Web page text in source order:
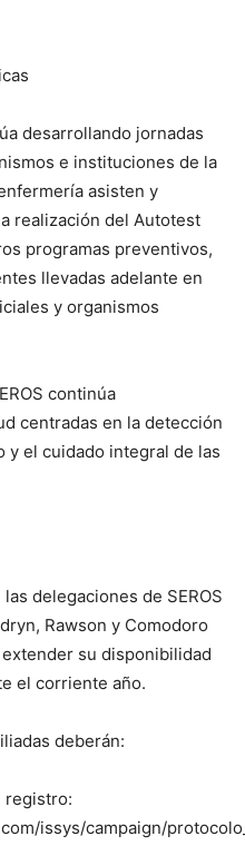
desarrollando jornadas
e instituciones de la
asisten y
realización del Autotest
programas preventivos,
llevadas adelante en
y organismos
continúa
centradas en la detección
y el cuidado integral de las
delegaciones de SEROS
Rawson y Comodoro
su disponibilidad
el corriente año.
deberán:
registro:
issys/campaign/